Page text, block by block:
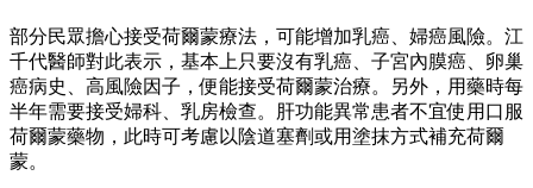
部分民眾擔心接受荷爾蒙療法，可能增加乳癌、婦癌風險。江
千代醫師對此表示，基本上只要沒有乳癌、子宮內膜癌、卵巢
癌病史、高風險因子，便能接受荷爾蒙治療。另外，用藥時每
半年需要接受婦科、乳房檢查。肝功能異常患者不宜使用口服
荷爾蒙藥物，此時可考慮以陰道塞劑或用塗抹方式補充荷爾
蒙。